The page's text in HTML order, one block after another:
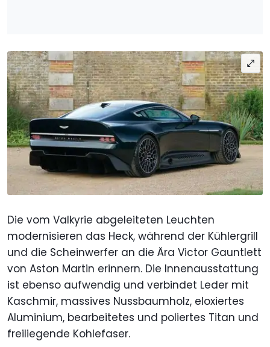
Die vom Valkyrie abgeleiteten Leuchten
modernisieren das Heck, während der Kühlergrill
und die Scheinwerfer an die Ära Victor Gauntlett
von Aston Martin erinnern. Die Innenausstattung
ist ebenso aufwendig und verbindet Leder mit
Kaschmir, massives Nussbaumholz, eloxiertes
Aluminium, bearbeitetes und poliertes Titan und
freiliegende Kohlefaser.